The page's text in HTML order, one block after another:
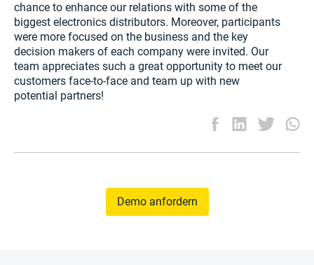
chance to enhance our relations with some of the
biggest electronics distributors. Moreover, participants
were more focused on the business and the key
decision makers of each company were invited. Our
team appreciates such a great opportunity to meet our
customers face-to-face and team up with new
potential partners!
Demo anfordern